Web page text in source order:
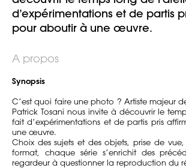
d’expérimentations et de partis
pour aboutir à une œuvre.
A propos
Synopsis
C’est quoi faire une photo ? Artiste majeur
Patrick Tosani nous invite à découvrir le
fait d’expérimentations et de partis pris
une œuvre.
Choix des sujets et des objets, prise de
format, chaque série s’enrichit des
regardeur à questionner la reproduction du